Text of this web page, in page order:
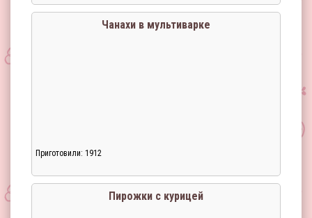
Чанахи в мультиварке
Приготовили: 1912
Пирожки с курицей